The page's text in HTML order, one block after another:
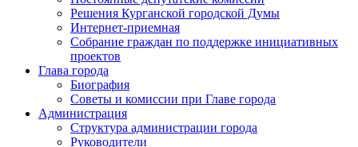
Решения Курганской городской Думы
Интернет-приемная
Собрание граждан по поддержке инициативных
проектов
Глава города
Биография
Советы и комиссии при Главе города
Администрация
Структура администрации города
Руководители